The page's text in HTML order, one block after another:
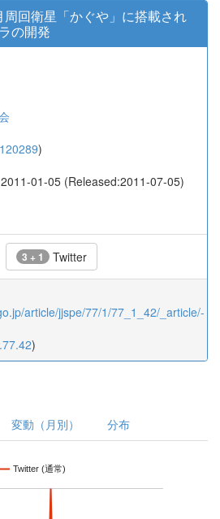
周回衛星「かぐや」に搭載され
の開発
)
01-05 (Released:2011-07-05)
3 + 1 Twitter
article/jjspe/77/1/77_1_42/_article/-
)
変動（月別） 分布
Twitter (通常)